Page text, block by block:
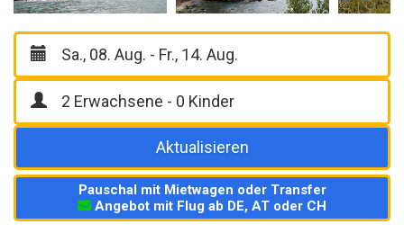
Aktualisieren
Pauschal mit Mietwagen oder Transfer
Angebot mit Flug ab DE, AT oder CH